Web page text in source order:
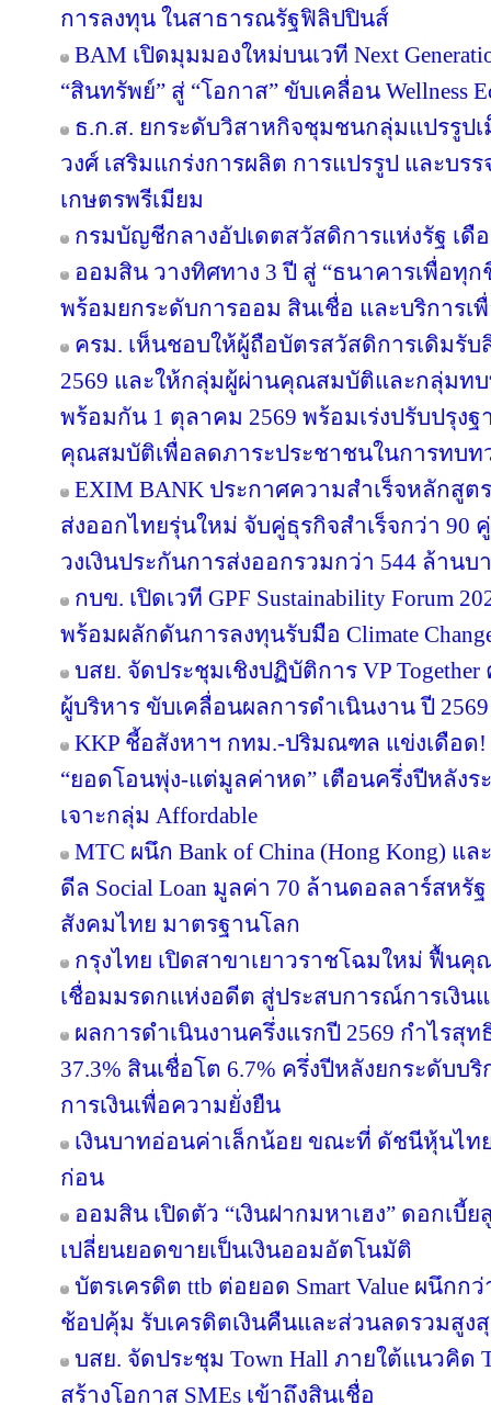
การลงทุน ในสาธารณรัฐฟิลิปปินส์
BAM เปิดมุมมองใหม่บนเวที Next
“สินทรัพย์” สู่ “โอกาส” ขับเคลื่อน Wellness
ธ.ก.ส. ยกระดับวิสาหกิจชุมชนกลุ่มแปรรูป
วงศ์ เสริมแกร่งการผลิต การแปรรูป และบ
เกษตรพรีเมียม
กรมบัญชีกลางอัปเดตสวัสดิการแห่งรัฐ เดื
ออมสิน วางทิศทาง 3 ปี สู่ “ธนาคารเพื่อทุ
พร้อมยกระดับการออม สินเชื่อ และบริการเ
ครม. เห็นชอบให้ผู้ถือบัตรสวัสดิการเดิมรับ
2569 และให้กลุ่มผู้ผ่านคุณสมบัติและกลุ่มท
พร้อมกัน 1 ตุลาคม 2569 พร้อมเร่งปรับปรุง
คุณสมบัติเพื่อลดภาระประชาชนในการทบท
EXIM BANK ประกาศความสำเร็จหลักสู
ส่งออกไทยรุ่นใหม่ จับคู่ธุรกิจสำเร็จกว่า 90
วงเงินประกันการส่งออกรวมกว่า 544 ล้านบ
กบข. เปิดเวที GPF Sustainability Forum
พร้อมผลักดันการลงทุนรับมือ Climate
บสย. จัดประชุมเชิงปฏิบัติการ VP
ผู้บริหาร ขับเคลื่อนผลการดำเนินงาน ปี 2569
KKP ชี้อสังหาฯ กทม.-ปริมณฑล แข่งเดือด
“ยอดโอนพุ่ง-แต่มูลค่าหด” เตือนครึ่งปีหลัง
เจาะกลุ่ม Affordable
MTC ผนึก Bank of China (Hong Kong) แล
ดีล Social Loan มูลค่า 70 ล้านดอลลาร์สห
สังคมไทย มาตรฐานโลก
กรุงไทย เปิดสาขาเยาวราชโฉมใหม่ ฟื้น
เชื่อมมรดกแห่งอดีต สู่ประสบการณ์การเงิน
ผลการดำเนินงานครึ่งแรกปี 2569 กำไรสุท
37.3% สินเชื่อโต 6.7% ครึ่งปีหลังยกระดับบ
การเงินเพื่อความยั่งยืน
เงินบาทอ่อนค่าเล็กน้อย ขณะที่ ดัชนีหุ้นไท
ก่อน
ออมสิน เปิดตัว “เงินฝากมหาเฮง” ดอกเบี้
เปลี่ยนยอดขายเป็นเงินออมอัตโนมัติ
บัตรเครดิต ttb ต่อยอด Smart Value ผนึก
ช้อปคุ้ม รับเครดิตเงินคืนและส่วนลดรวมสูง
บสย. จัดประชุม Town Hall ภายใต้แนวคิด
สร้างโอกาส SMEs เข้าถึงสินเชื่อ